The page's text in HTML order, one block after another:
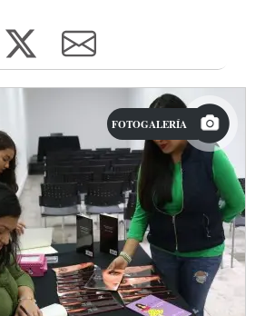
FOTOGALERÍA